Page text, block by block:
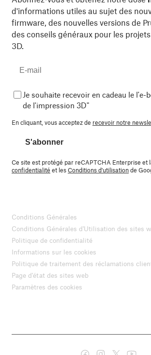
d'informations utiles au sujet des
firmware, des nouvelles versions de
des conseils généraux pour les
3D.
Je souhaite recevoir en cadeau le l'e-
de l'impression 3D"
En cliquant, vous acceptez de recevoir notre
S'abonner
Ce site est protégé par reCAPTCHA Enterprise et
confidentialité et lesConditions d'utilisationde
Conditions Générales
Conditions Générales d'Utilisation des sites
Politique de confidentialité
Informations sur les cookies
Politique de traitement des réclamations
Page d'état des sites web
Paramètres des cookies